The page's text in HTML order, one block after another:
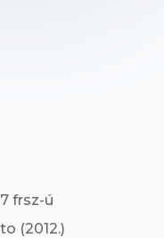
frsz-ú
(2012.)